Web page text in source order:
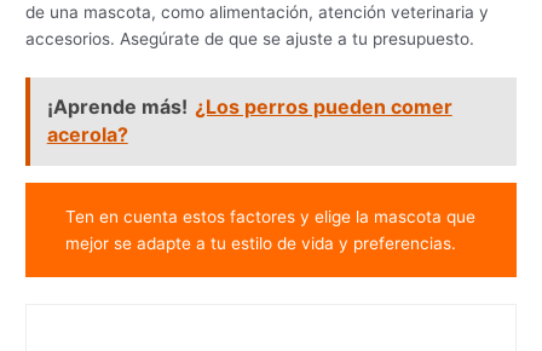
de una mascota, como alimentación, atención veterinaria y
accesorios. Asegúrate de que se ajuste a tu presupuesto.
¡Aprende más! ¿Los perros pueden comer
acerola?
Ten en cuenta estos factores y elige la mascota que
mejor se adapte a tu estilo de vida y preferencias.